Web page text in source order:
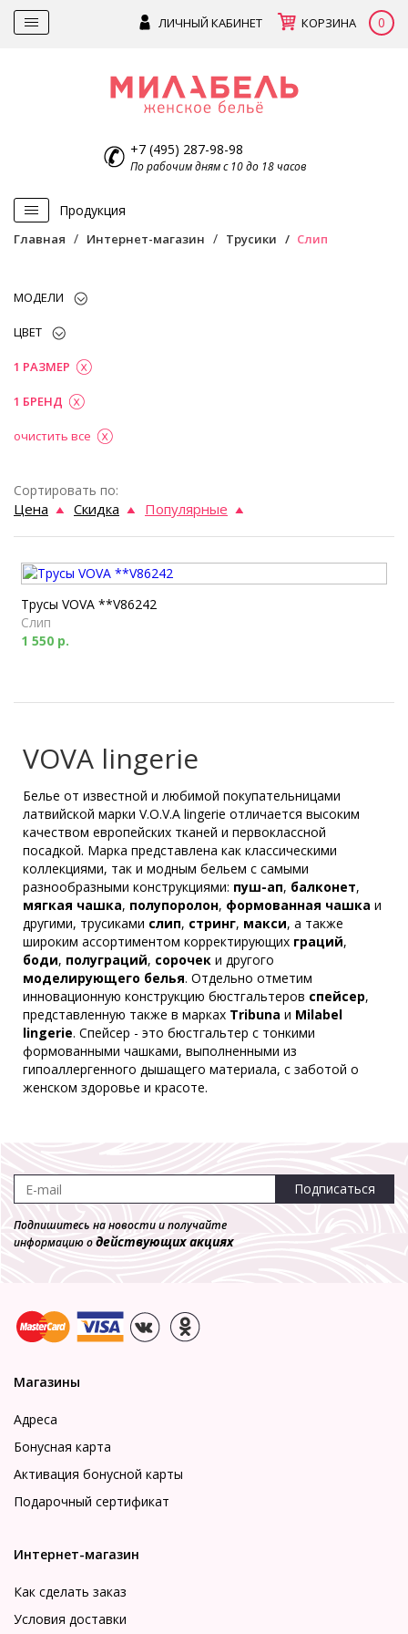
ЛИЧНЫЙ КАБИНЕТ КОРЗИНА 0
+7 (495) 287-98-98
По рабочим дням с 10 до 18 часов
Продукция
Главная Интернет-магазин Трусики Слип
МОДЕЛИ
ЦВЕТ
1 РАЗМЕР
1 БРЕНД
очистить все
Сортировать по:
Цена Скидка Популярные
Трусы VOVA **V86242
Слип
1 550 р.
VOVA lingerie
Белье от известной и любимой покупательницами
латвийской марки V.O.V.A lingerie отличается высоким
качеством европейских тканей и первоклассной
посадкой. Марка представлена как классическими
коллекциями, так и модным бельем с самыми
разнообразными конструкциями: пуш-ап, балконет,
мягкая чашка, полупоролон, формованная чашка и
другими, трусиками слип, стринг, макси, а также
широким ассортиментом корректирующих граций,
боди, полуграций, сорочек и другого
моделирующего белья. Отдельно отметим
инновационную конструкцию бюстгальтеров спейсер,
представленную также в марках Tribuna и Milabel
lingerie. Спейсер - это бюстгальтер с тонкими
формованными чашками, выполненными из
гипоаллергенного дышащего материала, с заботой о
женском здоровье и красоте.
Подписаться
Подпишитесь на новости и получайте
информацию одействующих акциях
Магазины
Адреса
Бонусная карта
Активация бонусной карты
Подарочный сертификат
Интернет-магазин
Как сделать заказ
Условия доставки